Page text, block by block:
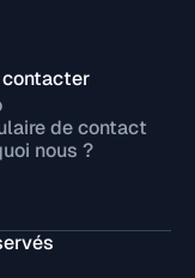
contacter
de contact
nous ?